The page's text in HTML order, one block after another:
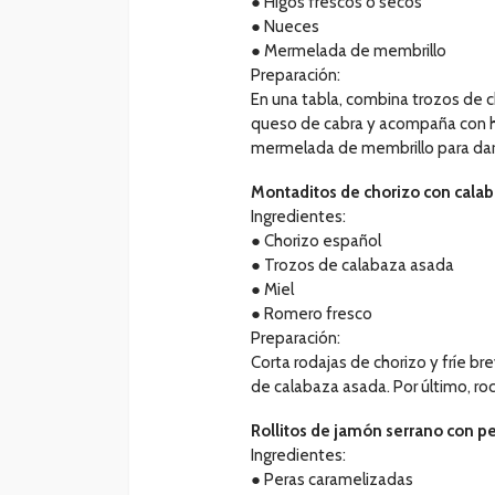
● Nueces
● Mermelada de membrillo
Preparación:
En una tabla, combina trozos de
queso de cabra y acompaña con
mermelada de membrillo para
Montaditos de chorizo con
Ingredientes:
● Chorizo español
● Trozos de calabaza asada
● Miel
● Romero fresco
Preparación:
Corta rodajas de chorizo y fríe
de calabaza asada. Por último,
Rollitos de jamón serrano con
Ingredientes:
● Peras caramelizadas